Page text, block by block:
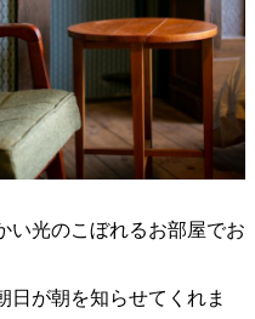
い光のこぼれるお部屋でお
日が朝を知らせてくれま